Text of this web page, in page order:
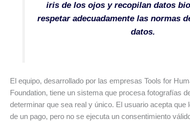
iris de los ojos y recopilan datos
respetar adecuadamente las normas
datos.
El equipo, desarrollado por las empresas Tools for
Foundation, tiene un sistema que procesa fotografías
determinar que sea real y único. El usuario acepta que
de un pago, pero no se ejecuta un consentimiento